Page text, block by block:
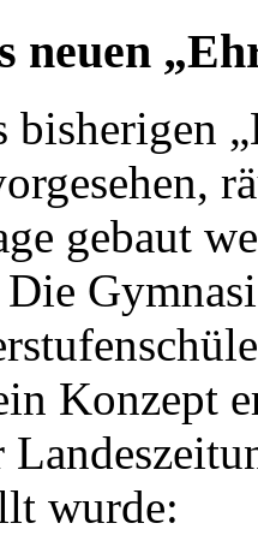
neuen
bisherigen
gebaut
Konzept
wurde: